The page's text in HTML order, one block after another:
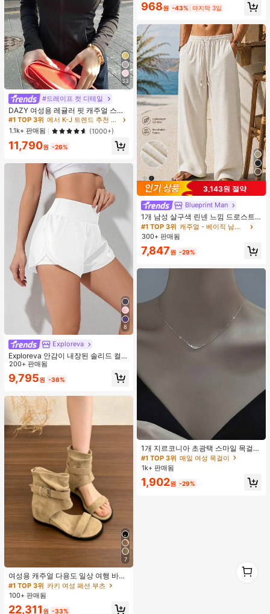
33
#드레이프 컷 디테일
DAZY 여성용 레귤러 핏 캐주얼 스포
츠 지퍼업 봄버 재킷, 봄, 가을 여성 의
류 여성 코트
#1 TOP 3위
에서 K-J 트렌드 추천 상품 여성 아우터웨어
1.1k+ 판매됨
(1000+)
11,790원 -26%
8
Exploreva
Exploreva 안감이 내장된 솔리드 컬러
스포츠 반바지, 여름용 편안한 스웨터
반바지
200+ 판매됨
9,795원 -36%
7
여성용 캐주얼 다용도 일상 여행 바지
버클 디자인
#1 TOP 3위 카키 여성 패션 부츠
100+ 판매됨
22,311 원 -33%
바지 다리를 조이는 데 사용할 수 있습
968원 -43% 마지막 3일
3,143원 절약
Blueprint Man
1개 남성 살구색 린넨 느낌 드로스트
링 스트레이트 레그 팬츠, 부드럽고 편
안한 린넨 같은 원단, 캐주얼 휴가 &
일상 출퇴근, 올드 머니 스타일
#1 TOP 3위
캐주얼 - 베이직 남성 바지
300+ 판매됨
7,847원 -29%
1개 지르코니아 초광택 스마일 목걸
이, 미니멀리스트 경량 패션 다용도 목
걸이, 여성 모임, 연회, 데이트, 휴일,
선물에 적합
#1 TOP 3위 매일 여성 목걸이
거의 매진!
#1 TOP 3위 매일 여성 목걸이
거의 매진!
#1 TOP 3위 매일 여성 목걸이
거의 매진!
#1 TOP 3위
매일 여성 목걸이
1k+ 판매됨
1,902원 -29%